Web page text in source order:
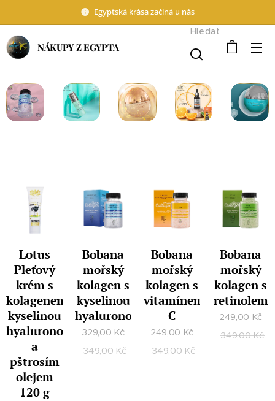
Egyptská krása začíná u nás
NÁKUPY Z EGYPTA
Hledat
Lotus
Pleťový
krém s
kolagenem,
kyselinou
hyaluronovou
a
pštrosím
olejem
120 g
Bobana
mořský
kolagen s
kyselinou
hyaluronovou
329,00 Kč
349,00Kč
Bobana
mořský
kolagen s
vitamínem
C
249,00 Kč
349,00Kč
Bobana
mořský
kolagen s
retinolem
249,00 Kč
349,00Kč